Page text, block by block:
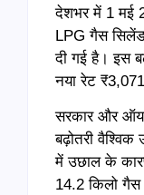
देशभर में 1 मई
LPG गैस
दी गई है। इस
नया रेट
सरकार और
बढ़ोतरी
में उछाल के
14.2 किलो